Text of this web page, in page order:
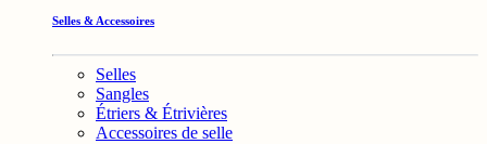
Selles & Accessoires
Selles
Sangles
Étriers & Étrivières
Accessoires de selle